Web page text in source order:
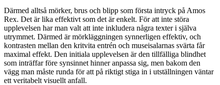
Därmed alltså mörker, brus och blipp som första intryck på Amos
Rex. Det är lika effektivt som det är enkelt. För att inte störa
upplevelsen har man valt att inte inkludera några texter i själva
utrymmet. Därmed är mörkläggningen synnerligen effektiv, och
kontrasten mellan den kritvita entrén och museisalarnas svärta får
maximal effekt. Den initiala upplevelsen är den tillfälliga blindhet
som inträffar före synsinnet hinner anpassa sig, men bakom den
vägg man måste runda för att på riktigt stiga in i utställningen väntar
ett veritabelt visuellt anfall.